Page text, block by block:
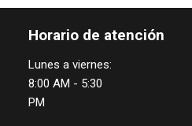
Horario de atención
Lunes a viernes:
8:00 AM - 5:30
PM